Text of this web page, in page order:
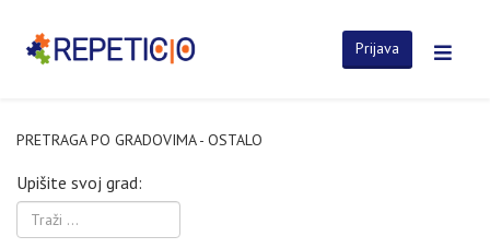
Prijava
PRETRAGA PO GRADOVIMA - OSTALO
Upišite svoj grad: